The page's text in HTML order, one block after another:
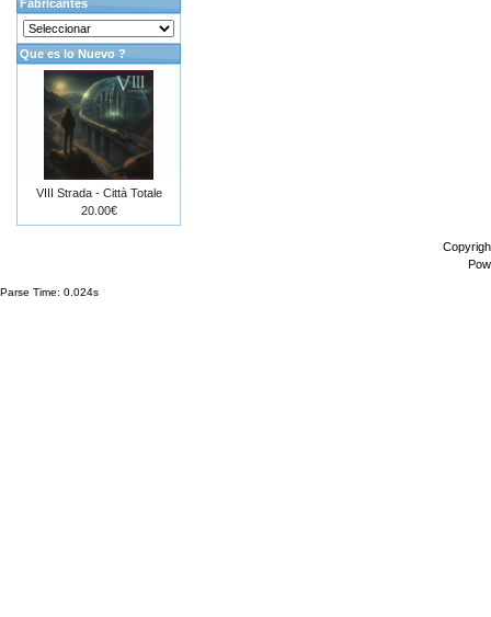
Fabricantes
Que es lo Nuevo ?
VIII Strada - Città Totale
20.00€
Parse Time: 0.024s